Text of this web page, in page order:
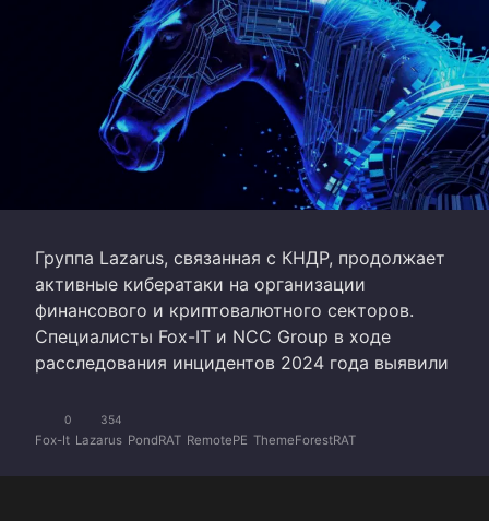
Группа Lazarus, связанная с КНДР, продолжает
активные кибератаки на организации
финансового и криптовалютного секторов.
Специалисты Fox-IT и NCC Group в ходе
расследования инцидентов 2024 года выявили
0 354
Fox-It Lazarus PondRAT RemotePE ThemeForestRAT